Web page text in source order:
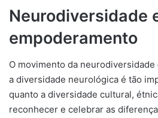
Neurodiversidade
empoderamento
O movimento da
a diversidade neurológica é tão
quanto a diversidade cultural,
reconhecer e celebrar as